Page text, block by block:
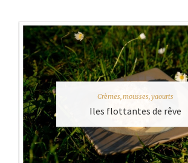
Crèmes, mousses, yaourts
Iles flottantes de rêve